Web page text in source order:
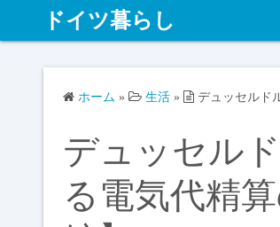
ドイツ暮らし
ホーム » 生活 » デュッセルド
デュッセル
る電気代精